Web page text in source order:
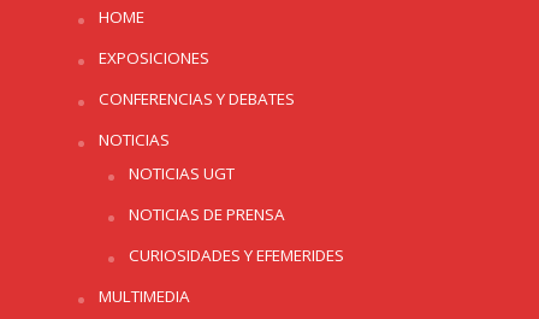
HOME
EXPOSICIONES
CONFERENCIAS Y DEBATES
NOTICIAS
NOTICIAS UGT
NOTICIAS DE PRENSA
CURIOSIDADES Y EFEMERIDES
MULTIMEDIA